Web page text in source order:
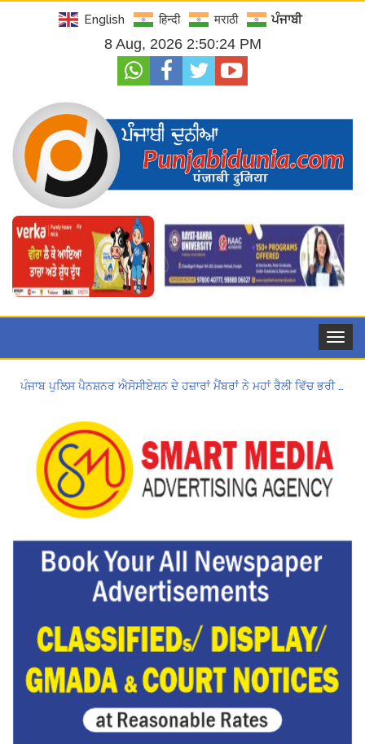
English हिन्दी मराठी ਪੰਜਾਬੀ
8 Aug, 2026 2:50:26 PM
Toggle
ਪੰਜਾਬ ਪੁਲਿਸ ਪੈਨਸ਼ਨਰ ਐਸੋਸੀਏਸ਼ਨ ਦੇ ਹਜ਼ਾਰਾਂ ਮੈਂਬਰਾਂ ਨੇ ਮਹਾਂ ਰੈਲੀ ਵਿੱਚ ਭਰੀ ਹਾਜ਼ਰੀ
Hukamnama Sri Darbar Sahib, Amritsar – Punjabi Dunia
8 अगस्त को मोहाली के होटल एंकरेज में सजेगा “तीज मुटियारां दी” का रंग
Hukamnama Sri Darbar Sahib, Amritsar – Punjabi Dunia